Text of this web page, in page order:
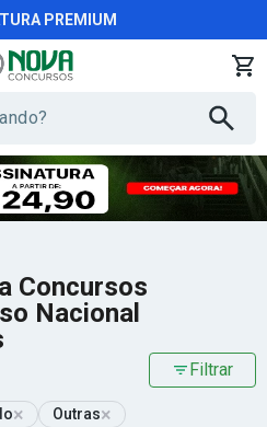
PREMIUM
Concursos
Nacional
Filtrar
× Outras×